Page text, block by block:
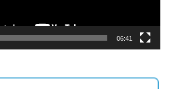
06:41